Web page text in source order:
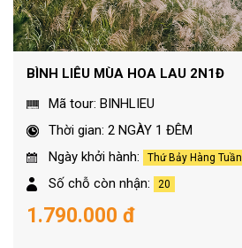
BÌNH LIÊU MÙA HOA LAU 2N1Đ
Mã tour: BINHLIEU
Thời gian: 2 NGÀY 1 ĐÊM
Ngày khởi hành:
Thứ Bảy Hàng Tuần
Số chỗ còn nhận: 20
1.790.000 đ